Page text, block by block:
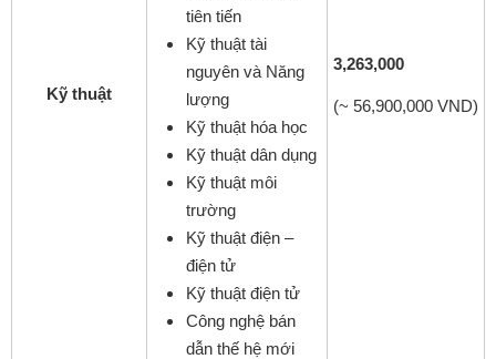
Kỹ thuật
tiên tiến
Kỹ thuật tài
nguyên và Năng
lượng
Kỹ thuật hóa học
Kỹ thuật dân dụng
Kỹ thuật môi
trường
Kỹ thuật điện –
điện tử
Kỹ thuật điện tử
Công nghệ bán
dẫn thế hệ mới
3,263,000
(~ 56,900,000 VND)